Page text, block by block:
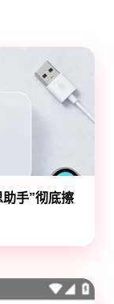
手”彻底擦